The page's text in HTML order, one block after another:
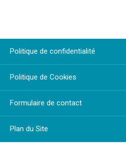
Politique de confidentialité
Politique de Cookies
Formulaire de contact
Plan du Site